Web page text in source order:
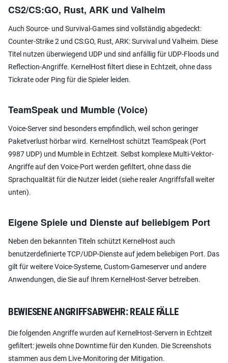
CS2/CS:GO, Rust, ARK und Valheim
Auch Source- und Survival-Games sind vollständig abgedeckt:
Counter-Strike 2 und CS:GO, Rust, ARK: Survival und Valheim. Diese
Titel nutzen überwiegend UDP und sind anfällig für UDP-Floods und
Reflection-Angriffe. KernelHost filtert diese in Echtzeit, ohne dass
Tickrate oder Ping für die Spieler leiden.
TeamSpeak und Mumble (Voice)
Voice-Server sind besonders empfindlich, weil schon geringer
Paketverlust hörbar wird. KernelHost schützt TeamSpeak (Port
9987 UDP) und Mumble in Echtzeit. Selbst komplexe Multi-Vektor-
Angriffe auf den Voice-Port werden gefiltert, ohne dass die
Sprachqualität für die Nutzer leidet (siehe realer Angriffsfall weiter
unten).
Eigene Spiele und Dienste auf beliebigem Port
Neben den bekannten Titeln schützt KernelHost auch
benutzerdefinierte TCP/UDP-Dienste auf jedem beliebigen Port. Das
gilt für weitere Voice-Systeme, Custom-Gameserver und andere
Anwendungen, die Sie auf Ihrem KernelHost-Server betreiben.
BEWIESENE ANGRIFFSABWEHR: REALE FÄLLE
Die folgenden Angriffe wurden auf KernelHost-Servern in Echtzeit
gefiltert: jeweils ohne Downtime für den Kunden. Die Screenshots
stammen aus dem Live-Monitoring der Mitigation.